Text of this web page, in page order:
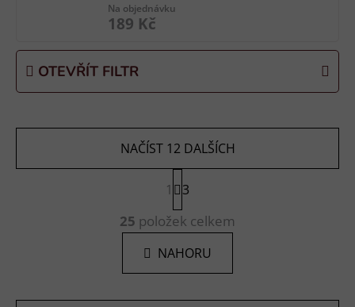
Na objednávku
189 Kč
OTEVŘÍT FILTR
O
v
l
á
d
a
NAČÍST 12 DALŠÍCH
S
t
r
á
n
k
á
1 3
25 položek celkem
NAHORU